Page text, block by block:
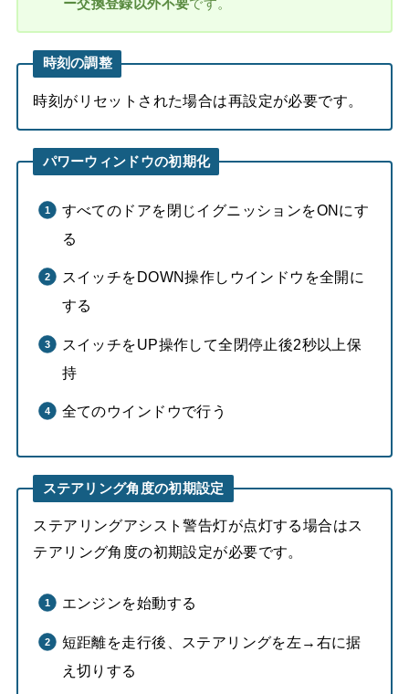
時刻の調整
時刻がリセットされた場合は再設定が必要です。
パワーウィンドウの初期化
すべてのドアを閉じイグニッションをONにす
る
スイッチをDOWN操作しウインドウを全開に
する
スイッチをUP操作して全閉停止後2秒以上保
持
全てのウインドウで行う
ステアリング角度の初期設定
ステアリングアシスト警告灯が点灯する場合はス
テアリング角度の初期設定が必要です。
エンジンを始動する
短距離を走行後、ステアリングを左→右に据
え切りする